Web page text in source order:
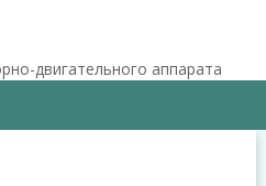
двигательного аппарата